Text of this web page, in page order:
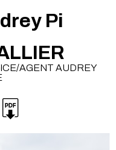
Pi
AGENT AUDREY